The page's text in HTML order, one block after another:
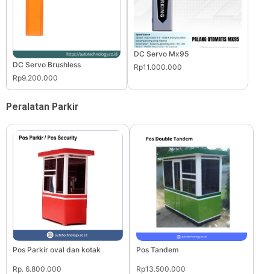
DC Servo Brushless
Rp9.200.000
DC Servo Mx95
Rp11.000.000
Peralatan Parkir
Pos Parkir oval dan kotak
Rp. 6.800.000
Pos Tandem
Rp13.500.000